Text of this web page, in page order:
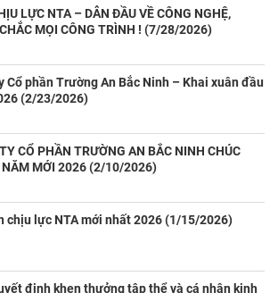
LỰC NTA – DẪN ĐẦU VỀ CÔNG NGHỆ,
MỌI CÔNG TRÌNH ! (7/28/2026)
Cổ phần Trường An Bắc Ninh – Khai xuân đầu
(2/23/2026)
CỔ PHẦN TRƯỜNG AN BẮC NINH CHÚC
NĂM MỚI 2026 (2/10/2026)
chịu lực NTA mới nhất 2026 (1/15/2026)
định khen thưởng tập thể và cá nhân kinh